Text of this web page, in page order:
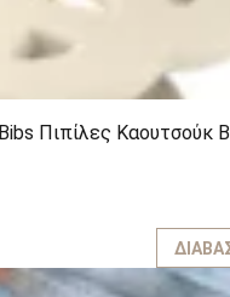
Bibs Πιπίλες Καουτσούκ